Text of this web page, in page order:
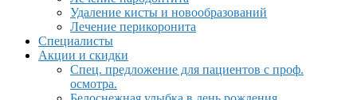
Удаление кисты и новообразований
Лечение перикоронита
Специалисты
Акции и скидки
Спец. предложение для пациентов с проф.
осмотра.